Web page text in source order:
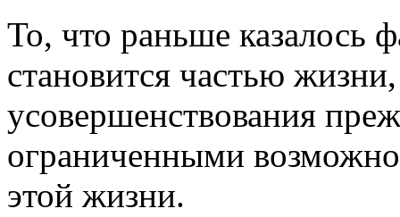
То, что раньше казалось
становится частью
усовершенствования
ограниченными
этой жизни.